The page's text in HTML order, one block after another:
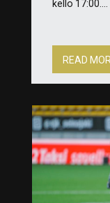
kello 17:00....
READ